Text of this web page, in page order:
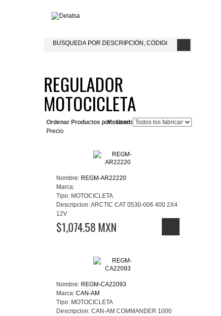
REGULADOR
MOTOCICLETA
Mostrar:
Ordenar Productos por : Nombre del Producto+
Precio
Nombre: REGM-AR22220
Marca:
Tipo: MOTOCICLETA
Descripcion:ARCTIC CAT 0530-006 400 2X4
12V
$1,074.58 MXN
Nombre: REGM-CA22093
Marca: CAN-AM
Tipo: MOTOCICLETA
Descripcion: CAN-AM COMMANDER 1000